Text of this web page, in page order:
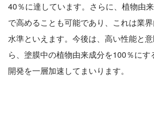
40％に達しています。さらに、植物由
で高めることも可能であり、これは業
水準といえます。今後は、高い性能と
ら、塗膜中の植物由来成分を100％にす
開発を一層加速してまいります。